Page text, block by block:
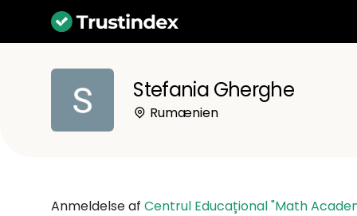
Stefania Gherghe
Rumænien
Anmeldelse af Centrul Educațional "Math